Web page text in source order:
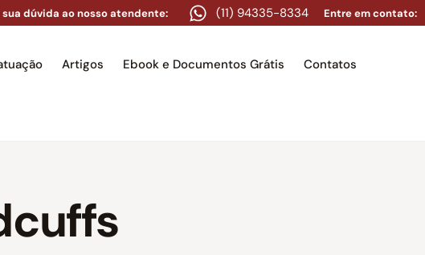
sua dúvida ao nosso atendente: (11) 94335-8334 Entre em contato:
Artigos Ebook e Documentos Grátis Contatos